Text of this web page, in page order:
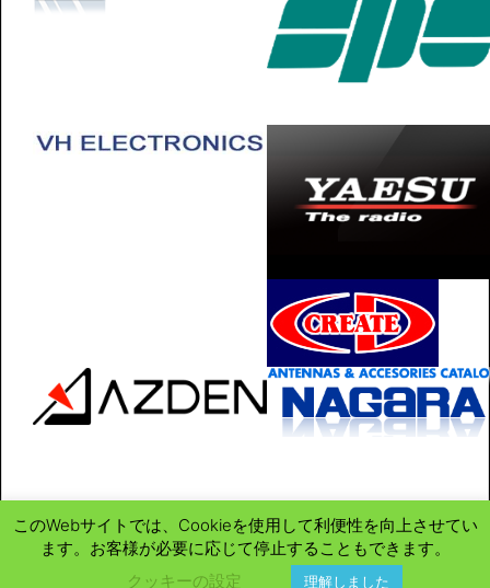
このWebサイトでは、Cookieを使用して利便性を向上させてい
ます。お客様が必要に応じて停止することもできます。
クッキーの設定
理解しました